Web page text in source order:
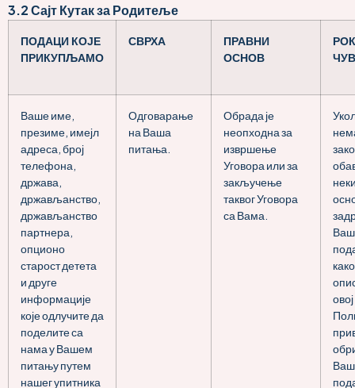
3.2Сајт Кутак за Родитеље
ПОДАЦИ КОЈЕ
ПРИКУПЉАМО
СВРХА
ПРАВНИ
ОСНОВ
РОК
Ваше име,
презиме, имејл
адреса, број
телефона,
држава,
држављанство,
држављанство
партнера,
опционо
старост детета
и друге
информације
које одлучите да
поделите са
нама у Вашем
питању путем
нашег упитника
Одговарање
на Ваша
питања.
Обрада је
неопходна за
извршење
Уговора или за
закључење
таквог Уговора
са Вама.
овој